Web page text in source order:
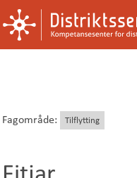
for
Fagområde: Tilflytting
Fitjar